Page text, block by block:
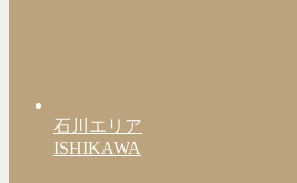
石川エリア
ISHIKAWA